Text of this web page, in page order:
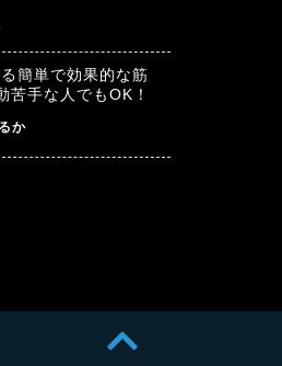
簡単で効果的な筋
苦手な人でもOK！
か